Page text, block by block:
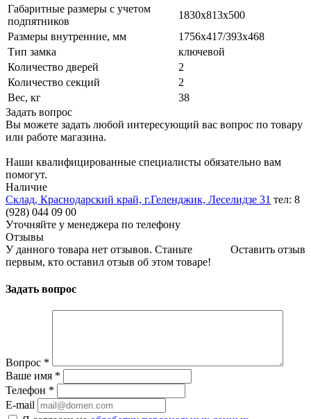
Габаритные размеры с учетом
подпятников
1830x813x500
Размеры внутренние, мм
1756x417/393x468
Тип замка
ключевой
Количество дверей
2
Количество секций
2
Вес, кг
38
Задать вопрос
Вы можете задать любой интересующий вас вопрос по товару
или работе магазина.
Наши квалифицированные специалисты обязательно вам
помогут.
Наличие
Склад, Краснодарский край, г.Геленджик, Леселидзе 31 тел: 8
(928) 044 09 00
Уточняйте у менеджера по телефону
Отзывы
Оставить отзыв
У данного товара нет отзывов. Станьте
первым, кто оставил отзыв об этом товаре!
Задать вопрос
Вопрос *
Ваше имя *
Телефон *
E-mail